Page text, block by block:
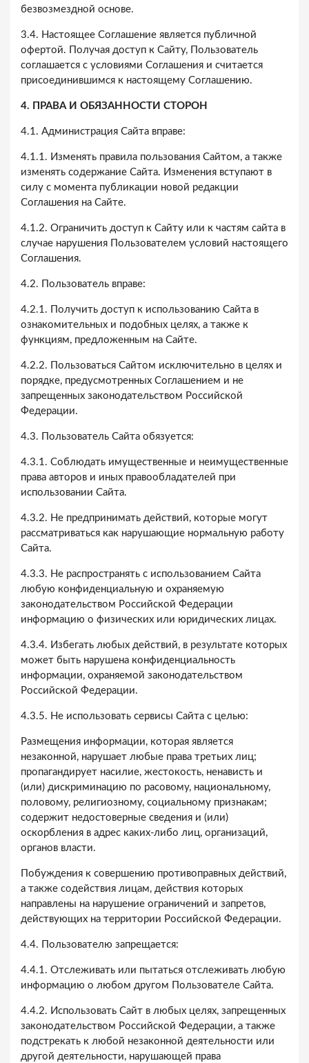
безвозмездной основе.
3.4. Настоящее Соглашение является публичной
офертой. Получая доступ к Сайту, Пользователь
соглашается с условиями Соглашения и считается
присоединившимся к настоящему Соглашению.
4. ПРАВА И ОБЯЗАННОСТИ СТОРОН
4.1. Администрация Сайта вправе:
4.1.1. Изменять правила пользования Сайтом, а также
изменять содержание Сайта. Изменения вступают в
силу с момента публикации новой редакции
Соглашения на Сайте.
4.1.2. Ограничить доступ к Сайту или к частям сайта в
случае нарушения Пользователем условий настоящего
Соглашения.
4.2. Пользователь вправе:
4.2.1. Получить доступ к использованию Сайта в
ознакомительных и подобных целях, а также к
функциям, предложенным на Сайте.
4.2.2. Пользоваться Сайтом исключительно в целях и
порядке, предусмотренных Соглашением и не
запрещенных законодательством Российской
Федерации.
4.3. Пользователь Сайта обязуется:
4.3.1. Соблюдать имущественные и неимущественные
права авторов и иных правообладателей при
использовании Сайта.
4.3.2. Не предпринимать действий, которые могут
рассматриваться как нарушающие нормальную работу
Сайта.
4.3.3. Не распространять с использованием Сайта
любую конфиденциальную и охраняемую
законодательством Российской Федерации
информацию о физических или юридических лицах.
4.3.4. Избегать любых действий, в результате которых
может быть нарушена конфиденциальность
информации, охраняемой законодательством
Российской Федерации.
4.3.5. Не использовать сервисы Сайта с целью:
Размещения информации, которая является
незаконной, нарушает любые права третьих лиц;
пропагандирует насилие, жестокость, ненависть и
(или) дискриминацию по расовому, национальному,
половому, религиозному, социальному признакам;
содержит недостоверные сведения и (или)
оскорбления в адрес каких-либо лиц, организаций,
органов власти.
Побуждения к совершению противоправных действий,
а также содействия лицам, действия которых
направлены на нарушение ограничений и запретов,
действующих на территории Российской Федерации.
4.4. Пользователю запрещается:
4.4.1. Отслеживать или пытаться отслеживать любую
информацию о любом другом Пользователе Сайта.
4.4.2. Использовать Сайт в любых целях, запрещенных
законодательством Российской Федерации, а также
подстрекать к любой незаконной деятельности или
другой деятельности, нарушающей права